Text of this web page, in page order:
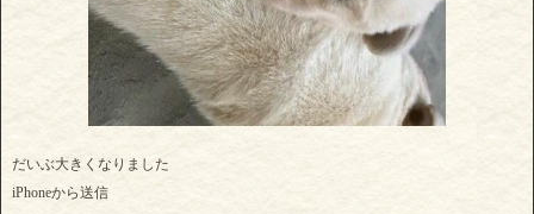
だいぶ大きくなりました
iPhoneから送信